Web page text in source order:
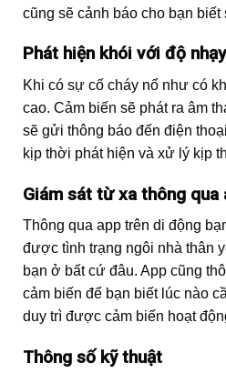
cũng sẽ cảnh báo cho bạn
Phát hiện khói với độ
Khi có sự cố cháy nổ như có
cao. Cảm biến sẽ phát ra âm
sẽ gửi thông báo đến điện
kịp thời phát hiện và xử lý kịp
Giám sát từ xa thông qua
Thông qua app trên di động
được tình trạng ngôi nhà thân
bạn ở bất cứ đâu. App cũng
cảm biến để bạn biết lúc nào
duy trì được cảm biến hoạt
Thông số kỹ thuật